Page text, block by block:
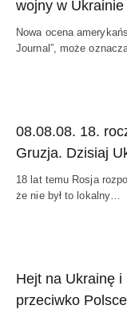
wojny w Ukrainie
Nowa ocena
Journal”, może
08.08.08. 18.
Gruzja. Dzisiaj
18 lat temu Rosja
że nie był to lokalny…
Hejt na Ukrainę
przeciwko